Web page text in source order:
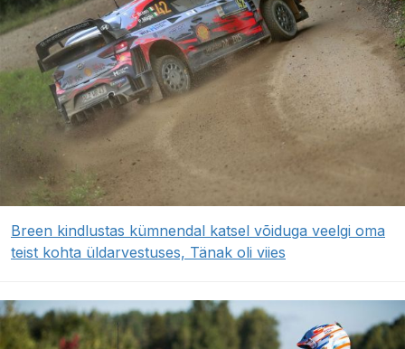
Breen kindlustas kümnendal katsel võiduga veelgi oma
teist kohta üldarvestuses, Tänak oli viies